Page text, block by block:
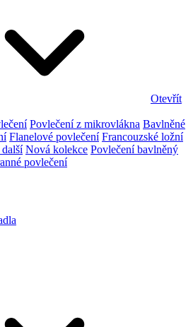
Otevřít
Povlečení z mikrovlákna Bavlněné
Flanelové povlečení Francouzské ložní
Nová kolekce Povlečení bavlněný
povlečení